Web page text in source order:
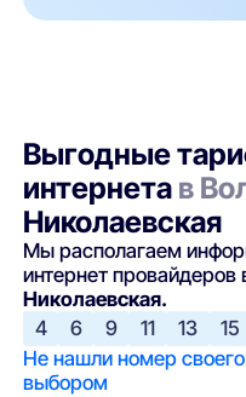
Выгодные
интернета в
Николаевская
Мы располагаем
интернет
Николаевская.
4
6 9 11 13
15
Не нашли номер
выбором